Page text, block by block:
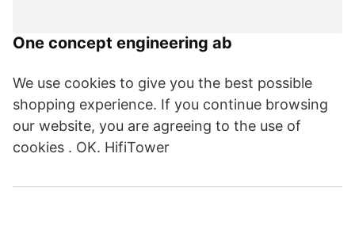
One concept engineering ab
We use cookies to give you the best possible
shopping experience. If you continue browsing
our website, you are agreeing to the use of
cookies . OK. HifiTower